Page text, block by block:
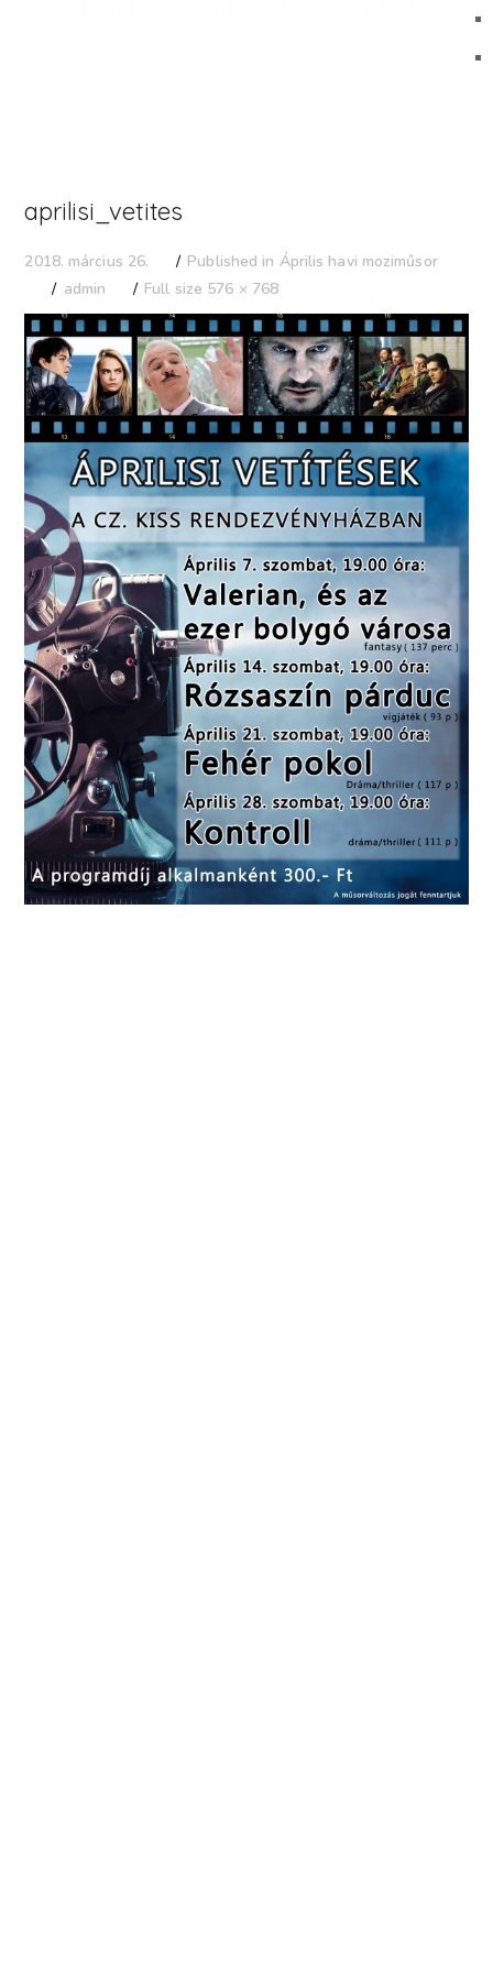
aprilisi_vetites
2018. március 26. Published in Április havi moziműsor
admin
Full size 576 × 768